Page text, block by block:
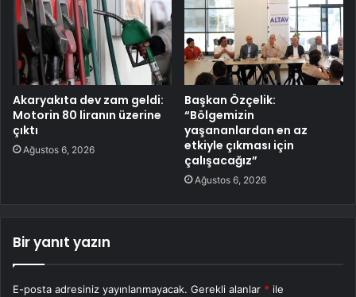
Akaryakıta dev zam geldi:
Motorin 80 liranın üzerine
çıktı
Ağustos 6, 2026
Başkan Özçelik:
“Bölgemizin
yaşananlardan en az
etkiyle çıkması için
çalışacağız”
Ağustos 6, 2026
Bir yanıt yazın
E-posta adresiniz yayınlanmayacak. Gerekli alanlar * ile